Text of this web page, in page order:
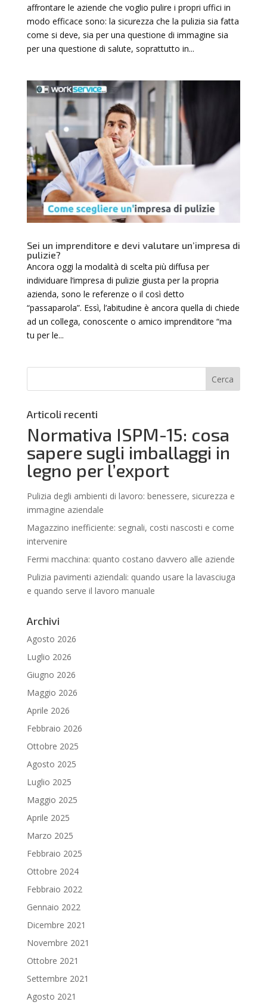
affrontare le aziende che voglio pulire i propri uffici in
modo efficace sono: la sicurezza che la pulizia sia fatta
come si deve, sia per una questione di immagine sia
per una questione di salute, soprattutto in...
Sei un imprenditore e devi valutare un’impresa di
pulizie?
Ancora oggi la modalità di scelta più diffusa per
individuare l’impresa di pulizie giusta per la propria
azienda, sono le referenze o il così detto
“passaparola”. Essì, l’abitudine è ancora quella di chiede
ad un collega, conoscente o amico imprenditore “ma
tu per le...
Articoli recenti
Normativa ISPM-15: cosa
sapere sugli imballaggi in
legno per l’export
Pulizia degli ambienti di lavoro: benessere, sicurezza e
immagine aziendale
Magazzino inefficiente: segnali, costi nascosti e come
intervenire
Fermi macchina: quanto costano davvero alle aziende
Pulizia pavimenti aziendali: quando usare la lavasciuga
e quando serve il lavoro manuale
Archivi
Agosto 2026
Luglio 2026
Giugno 2026
Maggio 2026
Aprile 2026
Febbraio 2026
Ottobre 2025
Agosto 2025
Luglio 2025
Maggio 2025
Aprile 2025
Marzo 2025
Febbraio 2025
Ottobre 2024
Febbraio 2022
Gennaio 2022
Dicembre 2021
Novembre 2021
Ottobre 2021
Settembre 2021
Agosto 2021